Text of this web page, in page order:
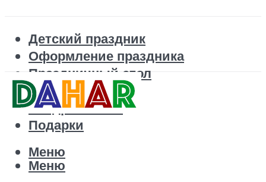
Детский праздник
Оформление праздника
Праздничный стол
Корпоратив
Поздравления
Подарки
Меню
Меню